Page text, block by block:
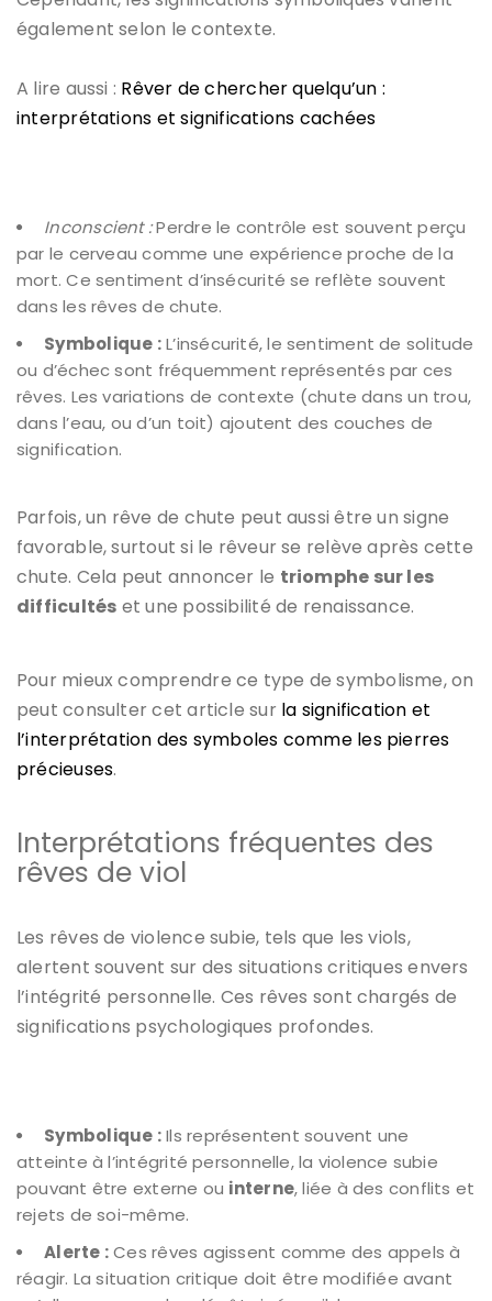
également selon le contexte.
A lire aussi : Rêver de chercher quelqu’un :
interprétations et significations cachées
Inconscient :Perdre le contrôle est souvent perçu
par le cerveau comme une expérience proche de la
mort. Ce sentiment d’insécurité se reflète souvent
dans les rêves de chute.
Symbolique :L’insécurité, le sentiment de solitude
ou d’échec sont fréquemment représentés par ces
rêves. Les variations de contexte (chute dans un trou,
dans l’eau, ou d’un toit) ajoutent des couches de
signification.
Parfois, un rêve de chute peut aussi être un signe
favorable, surtout si le rêveur se relève après cette
chute. Cela peut annoncer le triomphe sur les
difficultés et une possibilité de renaissance.
Pour mieux comprendre ce type de symbolisme, on
peut consulter cet article sur la signification et
l’interprétation des symboles comme les pierres
précieuses.
Interprétations fréquentes des
rêves de viol
Les rêves de violence subie, tels que les viols,
alertent souvent sur des situations critiques envers
l’intégrité personnelle. Ces rêves sont chargés de
significations psychologiques profondes.
Symbolique :Ils représentent souvent une
atteinte à l’intégrité personnelle, la violence subie
pouvant être externe ou interne, liée à des conflits et
rejets de soi-même.
Alerte :Ces rêves agissent comme des appels à
réagir. La situation critique doit être modifiée avant